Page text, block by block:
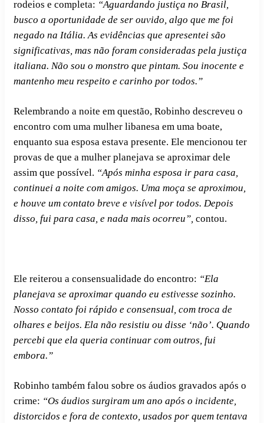
rodeios e completa: “Aguardando justiça no Brasil,
busco a oportunidade de ser ouvido, algo que me foi
negado na Itália. As evidências que apresentei são
significativas, mas não foram consideradas pela justiça
italiana. Não sou o monstro que pintam. Sou inocente e
mantenho meu respeito e carinho por todos.”
Relembrando a noite em questão, Robinho descreveu o
encontro com uma mulher libanesa em uma boate,
enquanto sua esposa estava presente. Ele mencionou ter
provas de que a mulher planejava se aproximar dele
assim que possível. “Após minha esposa ir para casa,
continuei a noite com amigos. Uma moça se aproximou,
e houve um contato breve e visível por todos. Depois
disso, fui para casa, e nada mais ocorreu”, contou.
Ele reiterou a consensualidade do encontro: “Ela
planejava se aproximar quando eu estivesse sozinho.
Nosso contato foi rápido e consensual, com troca de
olhares e beijos. Ela não resistiu ou disse ‘não’. Quando
percebi que ela queria continuar com outros, fui
embora.”
Robinho também falou sobre os áudios gravados após o
crime: “Os áudios surgiram um ano após o incidente,
distorcidos e fora de contexto, usados por quem tentava